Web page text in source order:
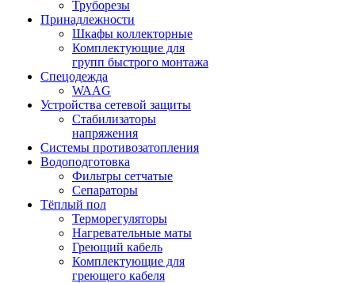
Труборезы
Принадлежности
Шкафы коллекторные
Комплектующие для
групп быстрого монтажа
Спецодежда
WAAG
Устройства сетевой защиты
Стабилизаторы
напряжения
Системы противозатопления
Водоподготовка
Фильтры сетчатые
Сепараторы
Тёплый пол
Терморегуляторы
Нагревательные маты
Греющий кабель
Комплектующие для
греющего кабеля